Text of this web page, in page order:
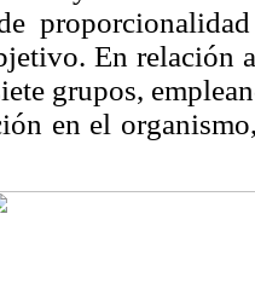
En relación
grupos,
en el